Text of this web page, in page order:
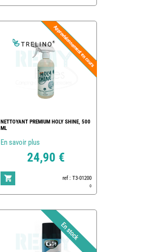
NETTOYANT PREMIUM HOLY SHINE, 500
ML
En savoir plus
24,90 €
ref : T3-01200
0